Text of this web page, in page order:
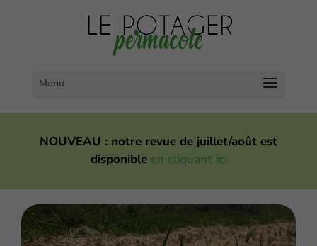
NOUVEAU : notre revue de juillet/août est
disponible en cliquant ici